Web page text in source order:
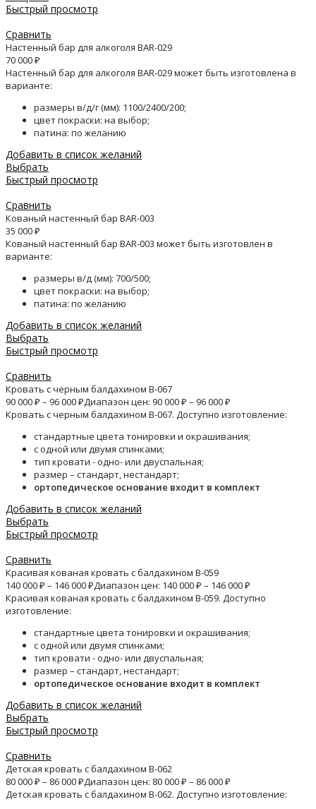
Быстрый просмотр
Сравнить
Настенный бар для алкоголя BAR-029
70 000₽
Настенный бар для алкоголя BAR-029 может быть изготовлена в
варианте:
размеры в/д/г (мм): 1100/2400/200;
цвет покраски: на выбор;
патина: по желанию
Добавить в список желаний
Выбрать
Быстрый просмотр
Сравнить
Кованый настенный бар BAR-003
35 000₽
Кованый настенный бар BAR-003 может быть изготовлен в
варианте:
размеры в/д (мм): 700/500;
цвет покраски: на выбор;
патина: по желанию
Добавить в список желаний
Выбрать
Быстрый просмотр
Сравнить
Кровать с черным балдахином B-067
90 000₽ – 96 000₽Диапазон цен: 90 000 ₽ – 96 000 ₽
Кровать с черным балдахином B-067. Доступно изготовление:
стандартные цвета тонировки и окрашивания;
с одной или двумя спинками;
тип кровати - одно- или двуспальная;
размер – стандарт, нестандарт;
ортопедическое основание входит в комплект
Добавить в список желаний
Выбрать
Быстрый просмотр
Сравнить
Красивая кованая кровать с балдахином B-059
140 000₽ – 146 000₽Диапазон цен: 140 000 ₽ – 146 000 ₽
Красивая кованая кровать с балдахином B-059. Доступно
изготовление:
стандартные цвета тонировки и окрашивания;
с одной или двумя спинками;
тип кровати - одно- или двуспальная;
размер – стандарт, нестандарт;
ортопедическое основание входит в комплект
Добавить в список желаний
Выбрать
Быстрый просмотр
Сравнить
Детская кровать с балдахином B-062
80 000₽ – 86 000₽Диапазон цен: 80 000 ₽ – 86 000 ₽
Детская кровать с балдахином B-062. Доступно изготовление: